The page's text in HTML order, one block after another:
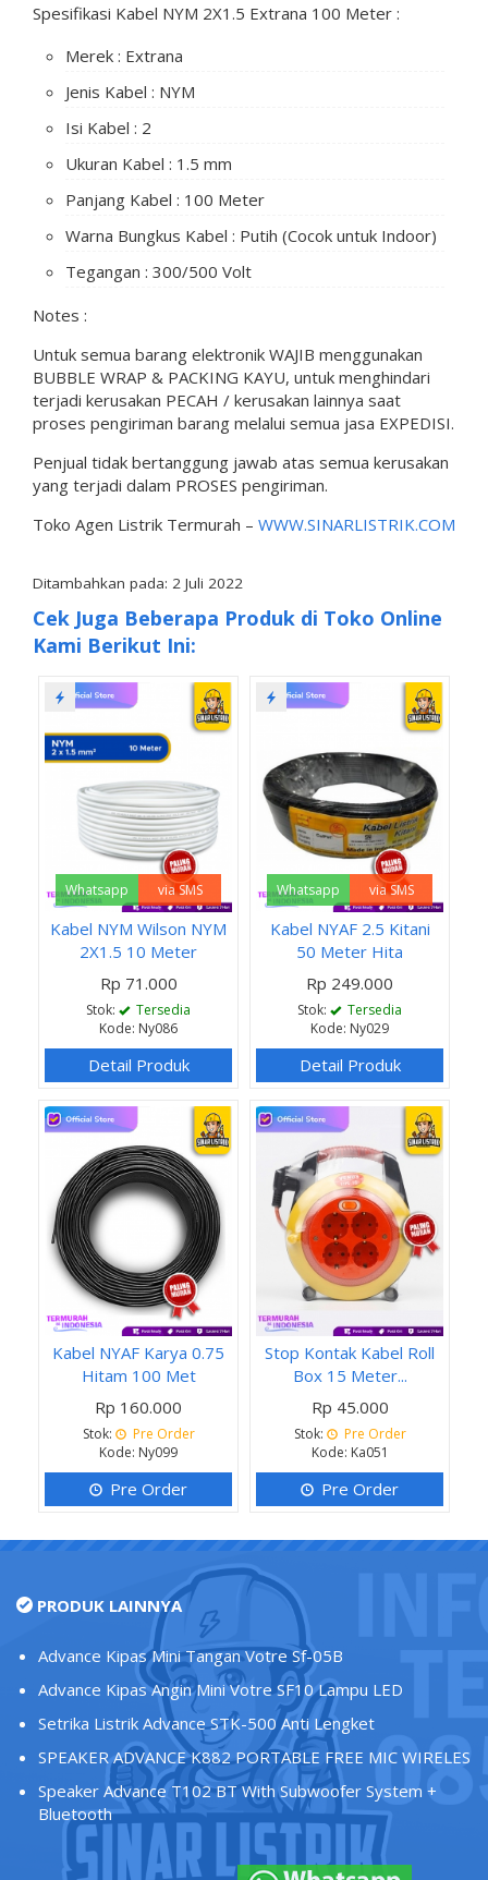
Spesifikasi Kabel NYM 2X1.5 Extrana 100 Meter :
Merek : Extrana
Jenis Kabel : NYM
Isi Kabel : 2
Ukuran Kabel : 1.5 mm
Panjang Kabel : 100 Meter
Warna Bungkus Kabel : Putih (Cocok untuk Indoor)
Tegangan : 300/500 Volt
Notes :
Untuk semua barang elektronik WAJIB menggunakan
BUBBLE WRAP & PACKING KAYU, untuk menghindari
terjadi kerusakan PECAH / kerusakan lainnya saat
proses pengiriman barang melalui semua jasa EXPEDISI.
Penjual tidak bertanggung jawab atas semua kerusakan
yang terjadi dalam PROSES pengiriman.
Toko Agen Listrik Termurah – WWW.SINARLISTRIK.COM
Ditambahkan pada: 2 Juli 2022
Cek Juga Beberapa Produk di Toko Online
Kami Berikut Ini:
Whatsapp via SMS
Kabel NYM Wilson NYM
2X1.5 10 Meter
Rp 71.000
Stok:
Tersedia
Kode: Ny086
Detail Produk
Whatsapp via SMS
Kabel NYAF 2.5 Kitani
50 Meter Hita
Rp 249.000
Stok:
Tersedia
Kode: Ny029
Detail Produk
Kabel NYAF Karya 0.75
Hitam 100 Met
Rp 160.000
Stok:
Pre Order
Kode: Ny099
Pre Order
Stop Kontak Kabel Roll
Box 15 Meter...
Rp 45.000
Stok:
Pre Order
Kode: Ka051
Pre Order
PRODUK LAINNYA
Advance Kipas Mini Tangan Votre Sf-05B
Advance Kipas Angin Mini Votre SF10 Lampu LED
Setrika Listrik Advance STK-500 Anti Lengket
SPEAKER ADVANCE K882 PORTABLE FREE MIC WIRELES
Speaker Advance T102 BT With Subwoofer System +
Bluetooth